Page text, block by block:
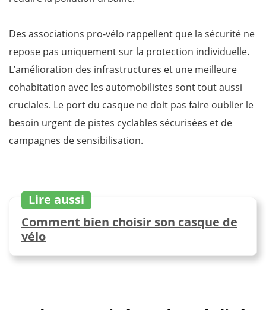
Des associations pro-vélo rappellent que la sécurité ne
repose pas uniquement sur la protection individuelle.
L’amélioration des infrastructures et une meilleure
cohabitation avec les automobilistes sont tout aussi
cruciales. Le port du casque ne doit pas faire oublier le
besoin urgent de pistes cyclables sécurisées et de
campagnes de sensibilisation.
Lire aussi
Comment bien choisir son casque de
vélo